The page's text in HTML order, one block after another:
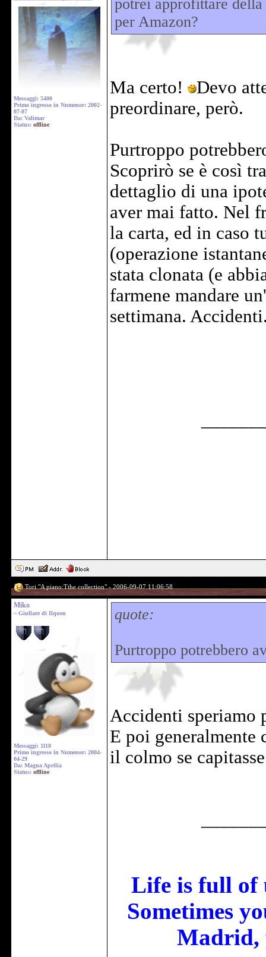
Messaggi: 5400
Primo ingresso in Numenor: 2002-
07-07
Da: Valimar
Status: offline
potrei approfittare
per Amazon?
Ma certo!
Devo
preordinare, però.
Purtroppo
Scoprirò se è così
dettaglio di una
aver mai fatto. Nel
la carta, ed in caso
(operazione
stata clonata (e
farmene mandare
settimana.
Tori "A piano:Tthe collection" - 2006-09-07 11:06:58
Miko
~ Giullare di Ilquen
Messaggi: 1118
Primo ingresso in Numenor: 2004-
04-29
Da: Magna Aprilia
Status: offline
quote:
Purtroppo potrebbero
Accidenti speriamo
E poi generalmente
il colmo se
Life is full of
Sometimes
Madrid,